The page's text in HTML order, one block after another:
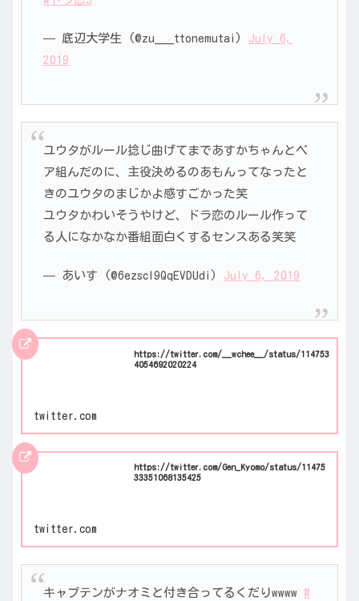
— 底辺大学生 (@zu___ttonemutai) July 6,
2019
ユウタがルール捻じ曲げてまであすかちゃんとペ
ア組んだのに、主役決めるのあもんってなったと
きのユウタのまじかよ感すごかった笑
ユウタかわいそうやけど、ドラ恋のルール作って
る人になかなか番組面白くするセンスある笑笑
— あいす (@6ezscl9QqEVDUdi) July 6, 2019
https://twitter.com/__wchee__/status/114753
4054692020224
twitter.com
https://twitter.com/Gen_Kyomo/status/11475
33351068135425
twitter.com
キャプテンがナオミと付き合ってるくだりwwww #